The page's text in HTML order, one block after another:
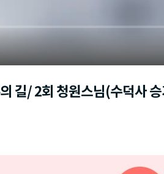
길/ 2회 청원스님(수덕사